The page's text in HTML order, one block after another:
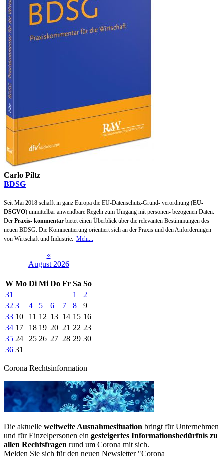
Carlo Piltz
BDSG
Seit Mai 2018 schafft in ganz Europa die EU-Datenschutz-Grund- verordnung (EU-
DSGVO) unmittelbar anwendbare Regeln zum Umgang mit personen- bezogenen Daten.
Der Praxis- kommentar bietet einen Überblick über die relevanten Bestimmungen des
neuen BDSG. Die Kommentierung orientiert sich an der Praxis und den Anforderungen
von Wirtschaft und Industrie. Mehr...
«
August 2026
W Mo Di Mi Do Fr Sa So
31
1
2
32 3 4 5 6 7 8
9
33 10 11 12 13 14 15 16
34 17 18 19 20 21 22 23
35 24 25 26 27 28 29 30
36 31
Corona Rechtsinformation
Die aktuelle weltweite Ausnahmesituation bringt für Unternehmen
und für Einzelpersonen ein gesteigertes Informationsbedürfnis zu
allen Rechtsfragen rund um Corona mit sich.
Melden Sie sich für den neuen Newsletter "Corona